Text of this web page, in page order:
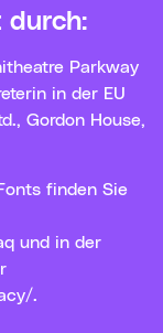
durch:
Parkway
in der EU
Gordon House,
finden Sie
und in der
.